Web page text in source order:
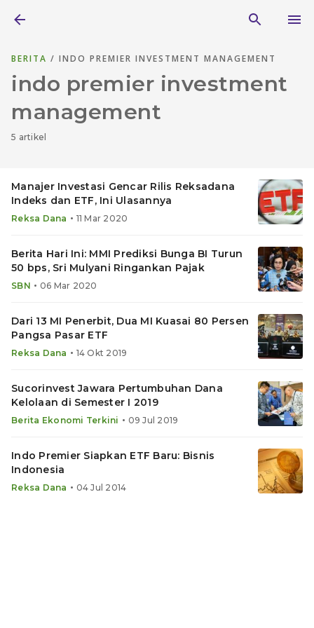
BERITA / INDO PREMIER INVESTMENT MANAGEMENT
indo premier investment
management
5 artikel
Manajer Investasi Gencar Rilis Reksadana
Indeks dan ETF, Ini Ulasannya
Reksa Dana • 11 Mar 2020
Berita Hari Ini: MMI Prediksi Bunga BI Turun
50 bps, Sri Mulyani Ringankan Pajak
SBN • 06 Mar 2020
Dari 13 MI Penerbit, Dua MI Kuasai 80 Persen
Pangsa Pasar ETF
Reksa Dana • 14 Okt 2019
Sucorinvest Jawara Pertumbuhan Dana
Kelolaan di Semester I 2019
Berita Ekonomi Terkini • 09 Jul 2019
Indo Premier Siapkan ETF Baru: Bisnis
Indonesia
Reksa Dana • 04 Jul 2014